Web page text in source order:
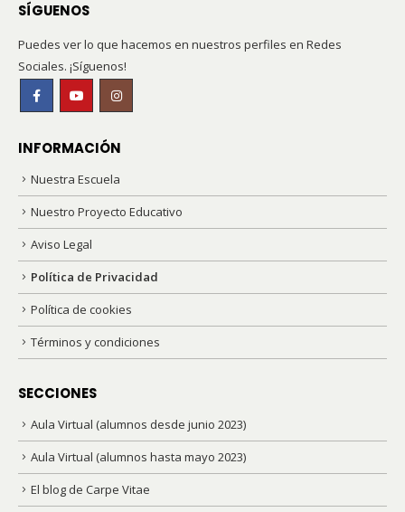
SÍGUENOS
Puedes ver lo que hacemos en nuestros perfiles en Redes
Sociales. ¡Síguenos!
INFORMACIÓN
Nuestra Escuela
Nuestro Proyecto Educativo
Aviso Legal
Política de Privacidad
Política de cookies
Términos y condiciones
SECCIONES
Aula Virtual (alumnos desde junio 2023)
Aula Virtual (alumnos hasta mayo 2023)
El blog de Carpe Vitae